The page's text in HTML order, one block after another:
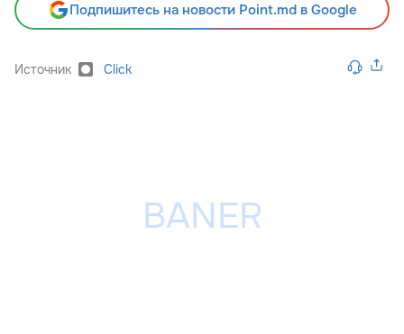
Подпишитесь на новости Point.md в Google
Источник Click